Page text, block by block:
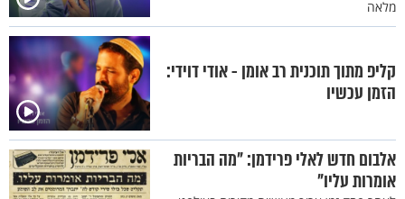
מלאה
קליפ מתוך תוכנית רב אומן - אודי דוידי:
הזמן עכשיו
אלבום חדש לאלי פרידמן: "מה הבריות
אומרות עליו"